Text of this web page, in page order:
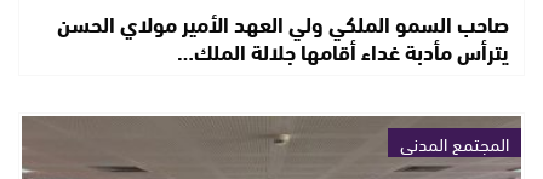
صاحب السمو الملكي ولي العهد الأمير مولاي الحسن
يترأس مأدبة غداء أقامها جلالة الملك…
المجتمع المدني